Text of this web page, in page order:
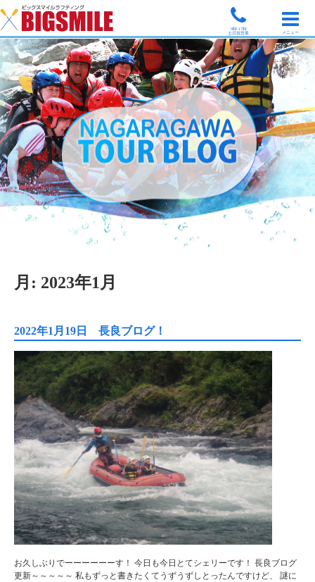
9時-17時
土日祝営業
メニュー
月: 2023年1月
2022年1月19日 長良ブログ！
お久しぶりでーーーーーーす！ 今日も今日とてシェリーです！ 長良ブログ
更新～～～～～ 私もずっと書きたくてうずうずしとったんですけど、 謎に